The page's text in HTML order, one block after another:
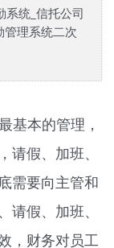
系统_信托公司
管理系统二次
基本的管理，
假、加班、
需要向主管和
假、加班、
，财务对员工